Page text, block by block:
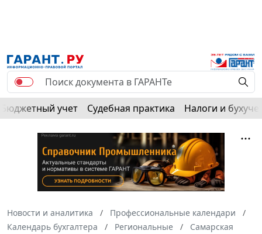
Бюджетный учет Судебная практика Налоги и
Новости и аналитика
Профессиональные календари
Календарь бухгалтера
Региональные
Самарская